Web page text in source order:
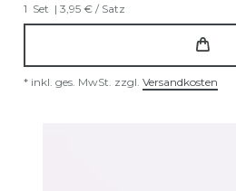
1 Set | 3,95 € / Satz
* inkl. ges. MwSt. zzgl. Versandkosten